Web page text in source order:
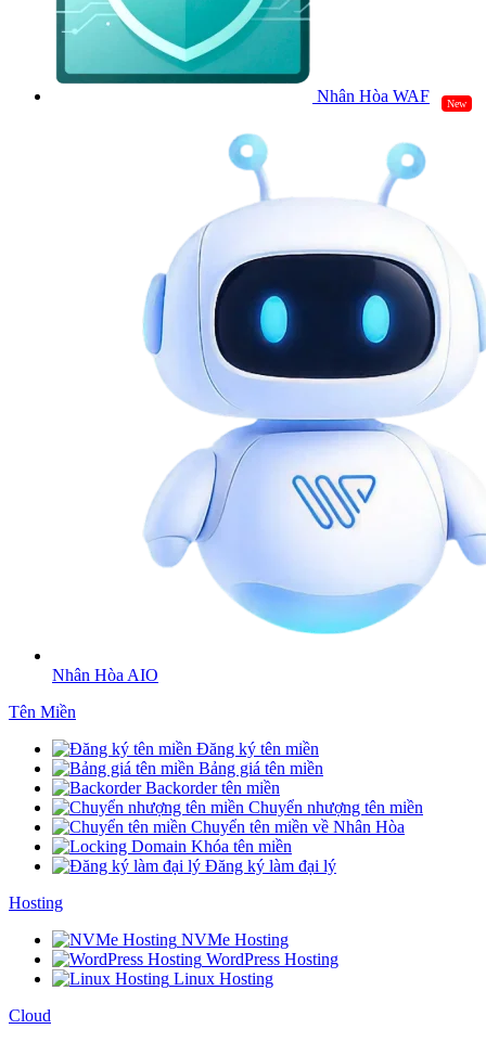
Nhân Hòa WAF New
Nhân Hòa AIO
Tên Miền
Đăng ký tên miền
Bảng giá tên miền
Backorder tên miền
Chuyển nhượng tên miền
Chuyển tên miền về Nhân Hòa
Khóa tên miền
Đăng ký làm đại lý
Hosting
NVMe Hosting
WordPress Hosting
Linux Hosting
Cloud